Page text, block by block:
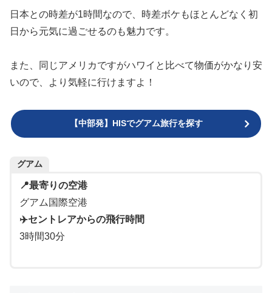
日本との時差が1時間なので、時差ボケもほとんどなく初
日から元気に過ごせるのも魅力です。
また、同じアメリカですがハワイと比べて物価がかなり安
いので、より気軽に行けますよ！
【中部発】HISでグアム旅行を探す
グアム
📍最寄りの空港
グアム国際空港
✈️セントレアからの飛行時間
3時間30分